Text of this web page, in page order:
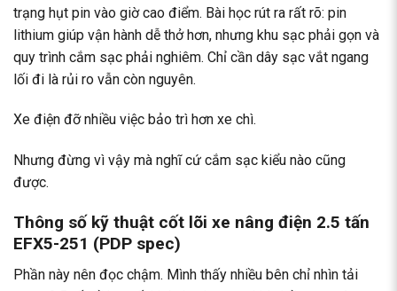
trạng hụt pin vào giờ cao điểm. Bài học rút ra rất rõ: pin
lithium giúp vận hành dễ thở hơn, nhưng khu sạc phải gọn và
quy trình cắm sạc phải nghiêm. Chỉ cần dây sạc vắt ngang
lối đi là rủi ro vẫn còn nguyên.
Xe điện đỡ nhiều việc bảo trì hơn xe chì.
Nhưng đừng vì vậy mà nghĩ cứ cắm sạc kiểu nào cũng
được.
Thông số kỹ thuật cốt lõi xe nâng điện 2.5 tấn
EFX5-251 (PDP spec)
Phần này nên đọc chậm. Mình thấy nhiều bên chỉ nhìn tải